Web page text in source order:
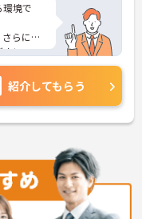
境で
らに詳
さい。
紹介してもらう